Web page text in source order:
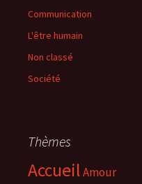
Communication
L'être humain
Non classé
Société
Thèmes
AccueilAmour